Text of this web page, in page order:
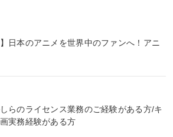
日本のアニメを世界中のファンへ！アニ
らのライセンス業務のご経験がある方/キ
実務経験がある方